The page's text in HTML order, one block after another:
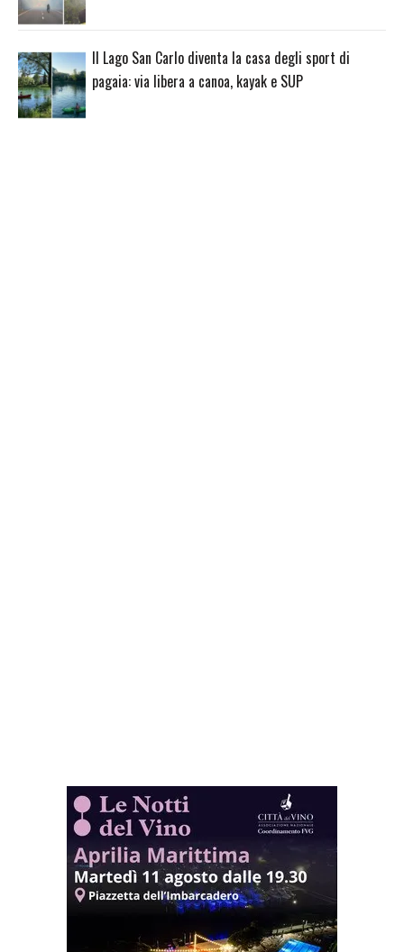
Il Lago San Carlo diventa la casa degli sport di
pagaia: via libera a canoa, kayak e SUP